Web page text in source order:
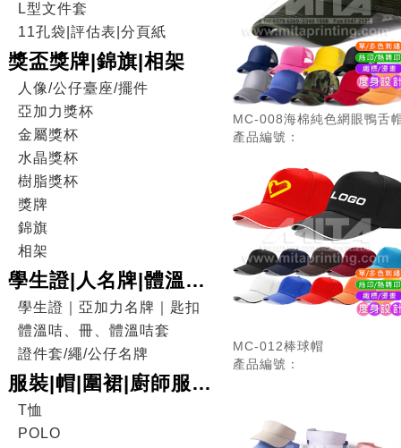
L型文件套
11孔袋|評估表|分頁紙
獎盃獎牌|錦旗|相架
人像/公仔臺座/擺件
亞加力獎杯
金屬獎杯
水晶獎杯
樹脂獎杯
獎牌
錦旗
相架
學生證|人名牌|體溫咭|
證件套
學生證｜亞加力名牌｜匙扣
體溫咭、冊、體溫咭套
證件套/繩/公仔名牌
服裝|帽|圍裙|廚師服|
表演服
T恤
POLO
MC-008海棉純色網眼鴨舌
產品編號：
MC-012棒球帽
產品編號：